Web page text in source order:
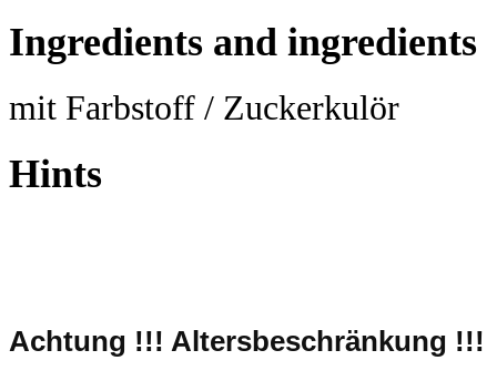
Ingredients and ingredients
mit Farbstoff / Zuckerkulör
Hints
Achtung !!! Altersbeschränkung !!!